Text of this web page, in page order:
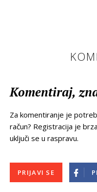
Komentiraj,
Za komentiranje je
račun? Registracija je
uključi se u raspravu.
PRIJAVI SE